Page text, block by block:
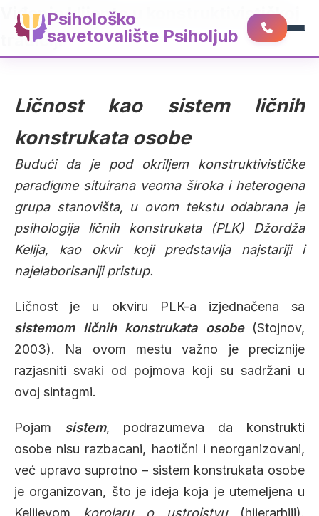
Psihološko
savetovalište Psiholjub
Viđenje klijenta u konstruktivističkoj
tradiciji
Ličnost kao sistem ličnih
konstrukata osobe
Budući da je pod okriljem konstruktivističke
paradigme situirana veoma široka i heterogena
grupa stanovišta, u ovom tekstu odabrana je
psihologija ličnih konstrukata (PLK) Džordža
Kelija, kao okvir koji predstavlja najstariji i
najelaborisaniji pristup.
Ličnost je u okviru PLK-a izjednačena sa
sistemom ličnih konstrukata osobe (Stojnov,
2003). Na ovom mestu važno je preciznije
razjasniti svaki od pojmova koji su sadržani u
ovoj sintagmi.
Pojam sistem, podrazumeva da konstrukti
osobe nisu razbacani, haotični i neorganizovani,
već upravo suprotno – sistem konstrukata osobe
je organizovan, što je ideja koja je utemeljena u
Kelijevom korolaru o ustrojstvu(hijerarhiji).